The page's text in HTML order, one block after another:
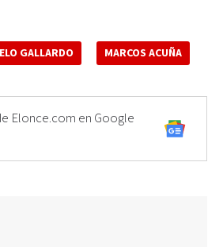
GALLARDO MARCOS ACUÑA
Elonce.com en Google